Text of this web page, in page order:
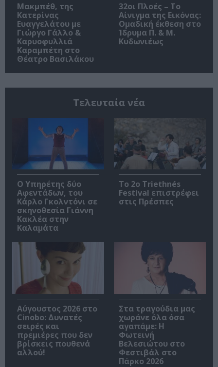
Μακμπέθ, της
Κατερίνας
Ευαγγελάτου με
Γιώργο Γάλλο &
Καρυοφυλλιά
Καραμπέτη στο
Θέατρο Βασιλάκου
32οι Πλοές – Το
Αίνιγμα της Εικόνας:
Ομαδική έκθεση στο
Ίδρυμα Π. & Μ.
Κυδωνιέως
Τελευταία νέα
Ο Υπηρέτης δύο
Αφεντάδων, του
Κάρλο Γκολντόνι σε
σκηνοθεσία Γιάννη
Κακλέα στην
Καλαμάτα
Το 2ο Triethnés
Festival επιστρέφει
στις Πρέσπες
Αύγουστος 2026 στο
Cinobo: Δυνατές
σειρές και
πρεμιέρες που δεν
βρίσκεις πουθενά
αλλού!
Στα τραγούδια μας
χωράνε όλα όσα
αγαπάμε: Η
Φωτεινή
Βελεσιώτου στο
Φεστιβάλ στο
Πάρκο 2026